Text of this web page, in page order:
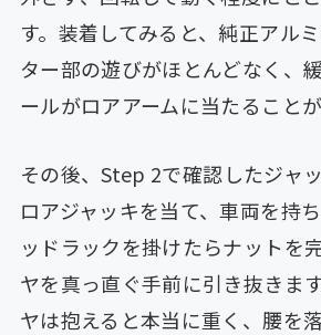
す。装着してみると、純正アル
ター部の遊びがほとんどなく、
ールがロアアームに当たることが
その後、Step 2で確認したジャ
ロアジャッキを当て、車両を持
ッドラックを掛けたらナットを
ヤを真っ直ぐ手前に引き抜きま
ヤは抱えると本当に重く、腰を